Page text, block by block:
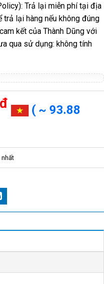
Trả lại miễn phí tại địa
trả lại hàng nếu không đúng
kết của Thành Dũng với
qua sử dụng: không tính
đ
( ~ 93.88
nhất